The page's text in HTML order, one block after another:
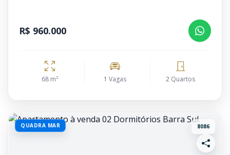
R$ 960.000
68 m² 1 Vagas 2 Quartos
QUADRA MAR 8086